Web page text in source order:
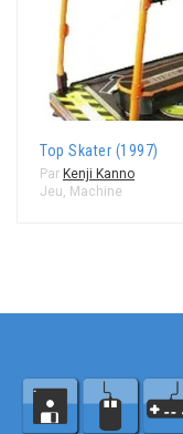
Top Skater (1997)
Par Kenji Kanno
Jeu, Machine